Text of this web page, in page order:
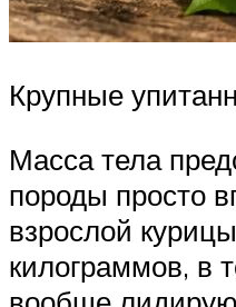
Крупные
Масса тела
породы просто
взрослой
килограммов, в